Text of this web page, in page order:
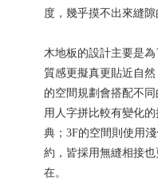
度，幾乎摸不出來縫隙
木地板的設計主要是
質感更擬真更貼近自
的空間規劃會搭配不
用人字拼比較有變化
典；3F的空間則使用
約，皆採用無縫相接
在。